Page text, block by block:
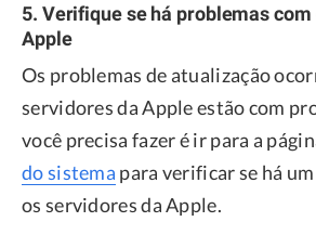
5. Verifique se há problemas
Apple
Os problemas de atualização
servidores da Apple estão com
você precisa fazer é ir para a
do sistema para verificar se há
os servidores da Apple.